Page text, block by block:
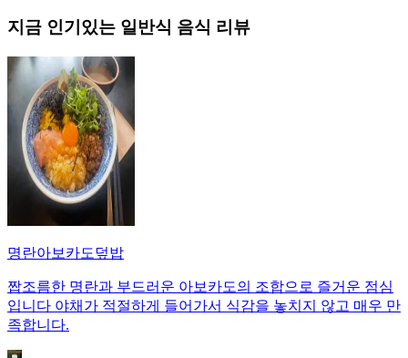
지금 인기있는 일반식 음식 리뷰
명란아보카도덮밥
짭조름한 명란과 부드러운 아보카도의 조합으로 즐거운 점심
입니다 야채가 적절하게 들어가서 식감을 놓치지 않고 매우 만
족합니다.